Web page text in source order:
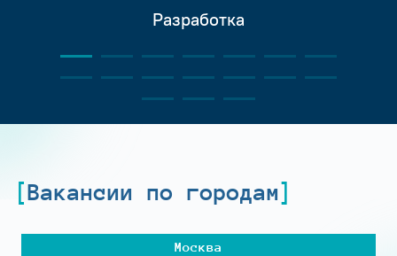
Разработка
Вакансии по городам
Москва